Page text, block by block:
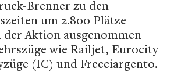
Brenner zu den
um 2.800 Plätze
Aktion ausgenommen
wie Railjet, Eurocity
(IC) und Frecciargento.